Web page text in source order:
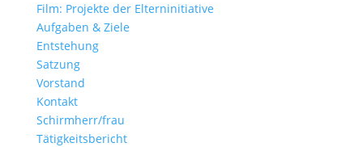
Film: Projekte der Elterninitiative
Aufgaben & Ziele
Entstehung
Satzung
Vorstand
Kontakt
Schirmherr/frau
Tätigkeitsbericht